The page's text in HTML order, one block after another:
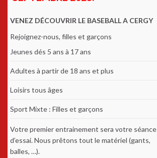
VENEZ DÉCOUVRIR LE BASEBALL A CERGY
Rejoignez-nous, filles et garçons
Jeunes dés 5 ans à 17 ans
Adultes à partir de 18 ans et plus
Loisirs tous âges
Sport Mixte : Filles et garçons
Votre premier entrainement sera votre séance
d’essai. Nous prêtons tout le matériel (gants,
balles, …).